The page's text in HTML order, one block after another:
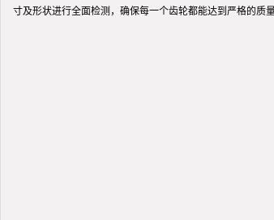
寸及形状进行全面检测，确保每一个齿轮都能达到严格的质